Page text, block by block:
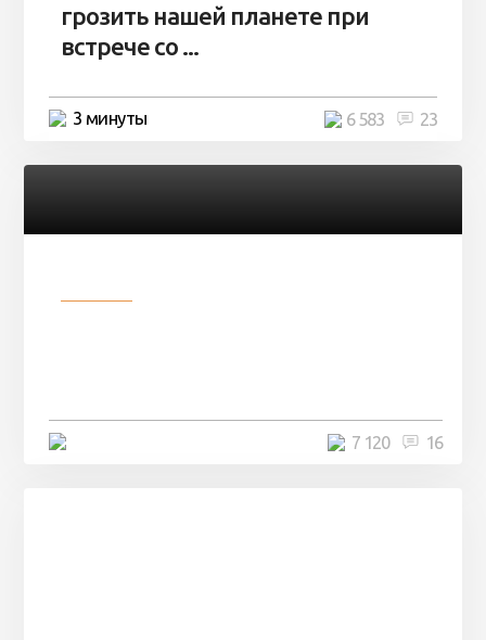
грозить нашей планете при
встрече со ...
3 минуты 23
6 583
16
7 120